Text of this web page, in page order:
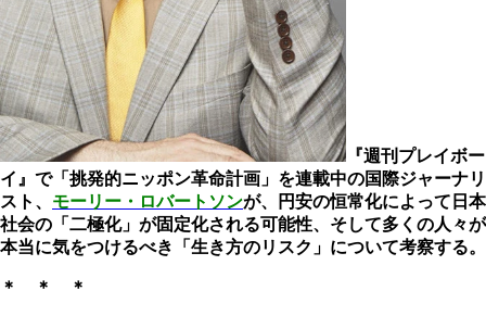
『週刊プレイボー
イ』で「挑発的ニッポン革命計画」を連載中の国際ジャーナリ
スト、 モーリー・ロバートソンが、円安の恒常化によって日本
社会の「二極化」が固定化される可能性、そして多くの人々が
本当に気をつけるべき「生き方のリスク」について考察する。
＊ ＊ ＊